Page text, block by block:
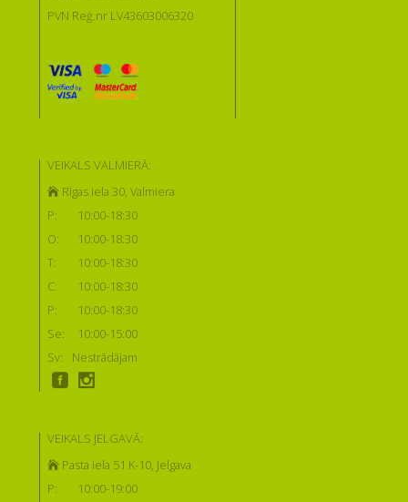
PVN Reģ.nr LV43603006320
VEIKALS VALMIERĀ:
Rīgas iela 30, Valmiera
P:
10:00-18:30
O:
10:00-18:30
T:
10:00-18:30
C:
10:00-18:30
P:
10:00-18:30
Se:
10:00-15:00
Sv:
Nestrādājam
VEIKALS JELGAVĀ:
Pasta iela 51 K-10, Jelgava
P:
10:00-19:00